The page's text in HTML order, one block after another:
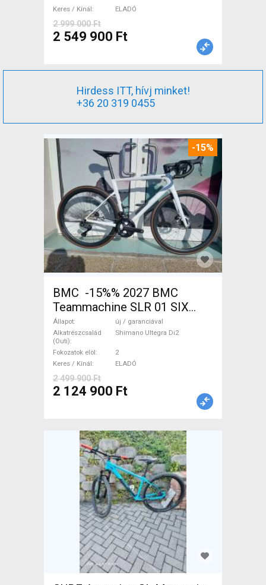
Keres / Kínál
ELADÓ
2 999 000 Ft
2 549 900 Ft
Hirdess ITT, hívj minket!
+36 20 319 0455
-15%
BMC -15%% 2027 BMC
Teammachine SLR 01 SIX
Ultegra Di2 Országúti
Shimano Ultegra Di2 tárcsafék
új / garanciával ELADÓ
Állapot
új / garanciával
Alkatrészcsalád
(Outi)
Shimano Ultegra Di2
Fokozatok elöl
2
Keres / Kínál
ELADÓ
2 499 900 Ft
2 124 900 Ft